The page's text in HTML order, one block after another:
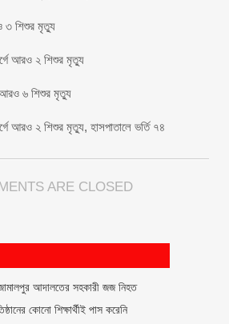
৩ শিশুর মৃত্যু
আরও ২ শিশুর মৃত্যু
আরও ৬ শিশুর মৃত্যু
আরও ২ শিশুর মৃত্যু, হাসপাতালে ভর্তি ৭৪
ARE CLOSED
আদালতের সহকারী জজ নিহত
কোনো শিক্ষার্থীই পাস করেনি